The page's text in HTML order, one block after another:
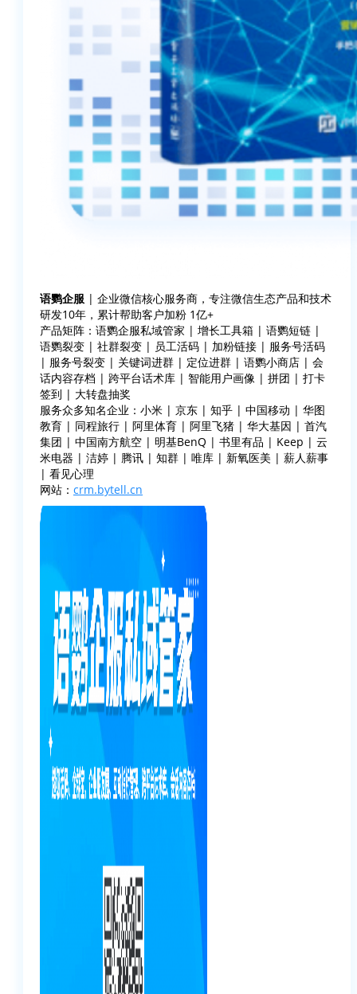
语鹦企服 | 企业微信核心服务商，专注微信生态产品和技术
研发10年，累计帮助客户加粉 1亿+
产品矩阵：语鹦企服私域管家 | 增长工具箱 | 语鹦短链 |
语鹦裂变 | 社群裂变 | 员工活码 | 加粉链接 | 服务号活码
| 服务号裂变 | 关键词进群 | 定位进群 | 语鹦小商店 | 会
话内容存档 | 跨平台话术库 | 智能用户画像 | 拼团 | 打卡
签到 | 大转盘抽奖
服务众多知名企业：小米 | 京东 | 知乎 | 中国移动 | 华图
教育 | 同程旅行 | 阿里体育 | 阿里飞猪 | 华大基因 | 首汽
集团 | 中国南方航空 | 明基BenQ | 书里有品 | Keep | 云
米电器 | 洁婷 | 腾讯 | 知群 | 唯库 | 新氧医美 | 薪人薪事
| 看见心理
网站： crm.bytell.cn